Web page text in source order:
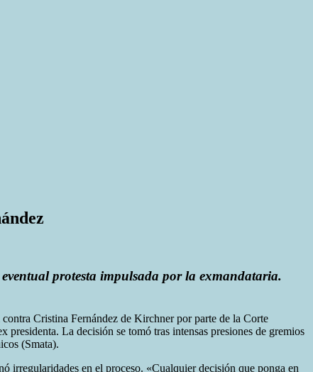
protesta impulsada por la exmandataria.
Cristina Fernández de Kirchner por parte de la Corte
La decisión se tomó tras intensas presiones de gremios
(Smata).
irregularidades en el proceso. «Cualquier decisión que ponga en